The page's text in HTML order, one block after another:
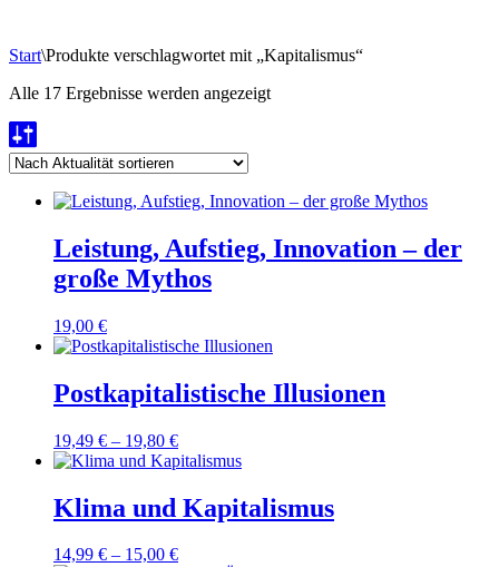
Start\Produkte verschlagwortet mit „Kapitalismus“
Alle 17 Ergebnisse werden angezeigtNach
Leistung, Aufstieg, Innovation – der
große Mythos
19,00 €
Postkapitalistische Illusionen
19,49 € – 19,80 €
Klima und Kapitalismus
14,99 € – 15,00 €